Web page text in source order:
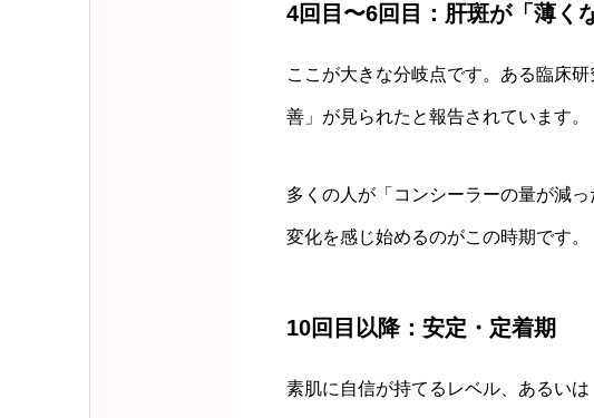
4回目〜6回目：肝斑が「薄く
ここが大きな分岐点です。ある臨床
善」が見られたと報告されています。
多くの人が「コンシーラーの量が減
変化を感じ始めるのがこの時期です。
10回目以降：安定・定着期
素肌に自信が持てるレベル、あるい